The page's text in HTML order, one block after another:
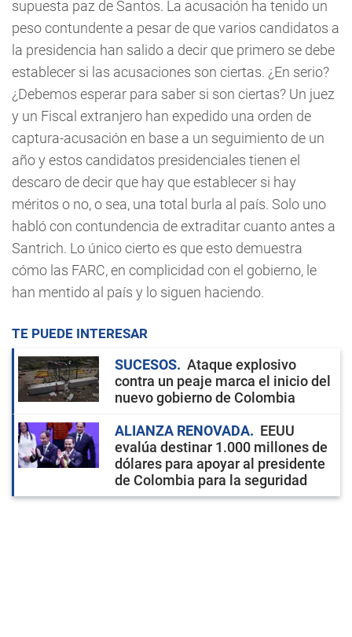
supuesta paz de Santos. La acusación ha tenido un
peso contundente a pesar de que varios candidatos a
la presidencia han salido a decir que primero se debe
establecer si las acusaciones son ciertas. ¿En serio?
¿Debemos esperar para saber si son ciertas? Un juez
y un Fiscal extranjero han expedido una orden de
captura-acusación en base a un seguimiento de un
año y estos candidatos presidenciales tienen el
descaro de decir que hay que establecer si hay
méritos o no, o sea, una total burla al país. Solo uno
habló con contundencia de extraditar cuanto antes a
Santrich. Lo único cierto es que esto demuestra
cómo las FARC, en complicidad con el gobierno, le
han mentido al país y lo siguen haciendo.
TE PUEDE INTERESAR
SUCESOS
Ataque explosivo
contra un peaje marca el inicio del
nuevo gobierno de Colombia
ALIANZA RENOVADA
EEUU
evalúa destinar 1.000 millones de
dólares para apoyar al presidente
de Colombia para la seguridad